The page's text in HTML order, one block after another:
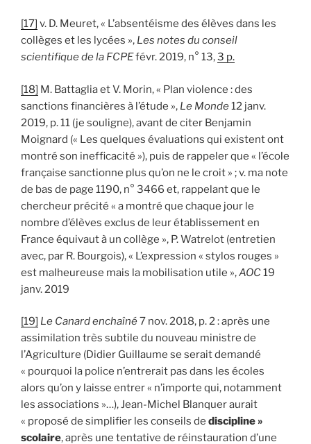
[17] v. D. Meuret, « L’absentéisme des élèves dans les
collèges et les lycées », Les notes du conseil
scientifique de la FCPEfévr. 2019, n° 13,3 p.
[18] M. Battaglia et V. Morin, « Plan violence : des
sanctions financières à l’étude », Le Monde12 janv.
2019, p. 11 (je souligne), avant de citer Benjamin
Moignard (« Les quelques évaluations qui existent ont
montré son inefficacité »), puis de rappeler que « l’école
française sanctionne plus qu’on ne le croit » ; v. ma note
de bas de page 1190, n° 3466 et, rappelant que le
chercheur précité « a montré que chaque jour le
nombre d’élèves exclus de leur établissement en
France équivaut à un collège », P. Watrelot (entretien
avec, par R. Bourgois), « L’expression « stylos rouges »
est malheureuse mais la mobilisation utile »,AOC19
janv. 2019
[19] Le Canard enchaîné7 nov. 2018, p. 2 : après une
assimilation très subtile du nouveau ministre de
l’Agriculture (Didier Guillaume se serait demandé
« pourquoi la police n’entrerait pas dans les écoles
alors qu’on y laisse entrer « n’importe qui, notamment
les associations »…), Jean-Michel Blanquer aurait
« proposé de simplifier les conseils de discipline »
scolaire, après une tentative de réinstauration d’une